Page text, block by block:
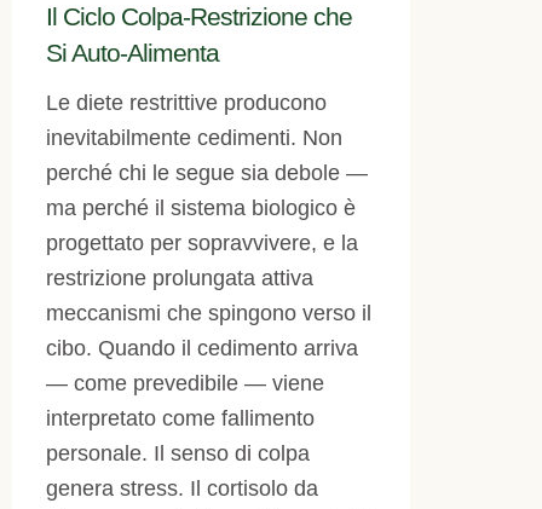
Il Ciclo Colpa-Restrizione che
Si Auto-Alimenta
Le diete restrittive producono
inevitabilmente cedimenti. Non
perché chi le segue sia debole —
ma perché il sistema biologico è
progettato per sopravvivere, e la
restrizione prolungata attiva
meccanismi che spingono verso il
cibo. Quando il cedimento arriva
— come prevedibile — viene
interpretato come fallimento
personale. Il senso di colpa
genera stress. Il cortisolo da